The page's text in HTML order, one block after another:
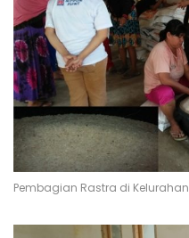
Pembagian Rastra di